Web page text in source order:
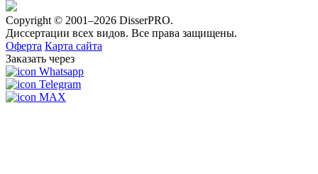
Copyright © 2001–2026 DisserPRO.
Диссертации всех видов. Все права защищены.
Оферта Карта сайта
Заказать через
Whatsapp
Telegram
MAX